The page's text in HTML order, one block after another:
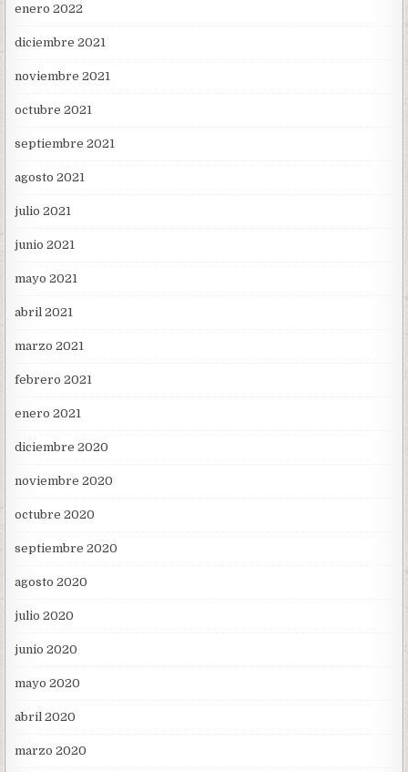
enero 2022
diciembre 2021
noviembre 2021
octubre 2021
septiembre 2021
agosto 2021
julio 2021
junio 2021
mayo 2021
abril 2021
marzo 2021
febrero 2021
enero 2021
diciembre 2020
noviembre 2020
octubre 2020
septiembre 2020
agosto 2020
julio 2020
junio 2020
mayo 2020
abril 2020
marzo 2020